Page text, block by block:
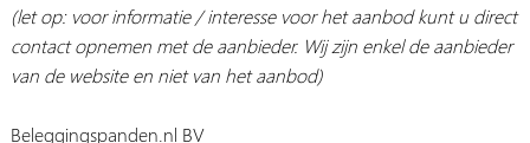
(let op: voor informatie / interesse voor het aanbod kunt u direct
contact opnemen met de aanbieder. Wij zijn enkel de aanbieder
van de website en niet van het aanbod)
Beleggingspanden.nl BV